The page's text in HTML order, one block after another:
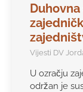
Vijesti DV
U ozračju
održan je